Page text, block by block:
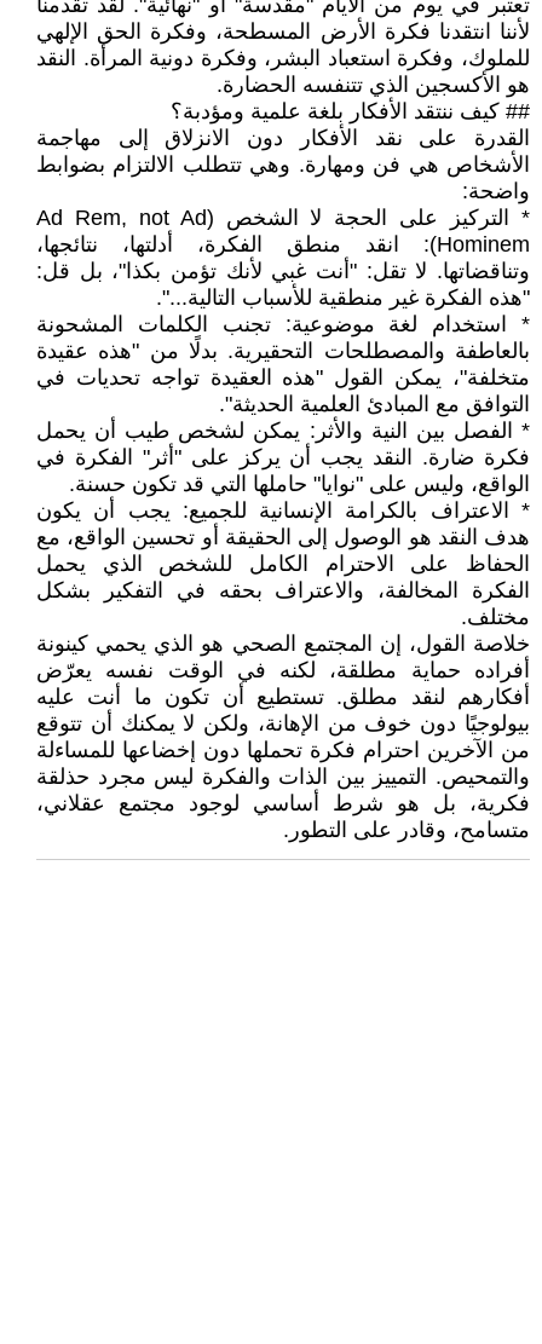
تعتبر في يوم من الأيام "مقدسة" أو "نهائية". لقد تقدمنا
لأننا انتقدنا فكرة الأرض المسطحة، وفكرة الحق الإلهي
للملوك، وفكرة استعباد البشر، وفكرة دونية المرأة. النقد
هو الأكسجين الذي تتنفسه الحضارة.
## كيف ننتقد الأفكار بلغة علمية ومؤدبة؟
القدرة على نقد الأفكار دون الانزلاق إلى مهاجمة
الأشخاص هي فن ومهارة. وهي تتطلب الالتزام بضوابط
واضحة:
* التركيز على الحجة لا الشخص (Ad Rem, not Ad
Hominem): انقد منطق الفكرة، أدلتها، نتائجها،
وتناقضاتها. لا تقل: "أنت غبي لأنك تؤمن بكذا"، بل قل:
"هذه الفكرة غير منطقية للأسباب التالية...".
* استخدام لغة موضوعية: تجنب الكلمات المشحونة
بالعاطفة والمصطلحات التحقيرية. بدلًا من "هذه عقيدة
متخلفة"، يمكن القول "هذه العقيدة تواجه تحديات في
التوافق مع المبادئ العلمية الحديثة".
* الفصل بين النية والأثر: يمكن لشخص طيب أن يحمل
فكرة ضارة. النقد يجب أن يركز على "أثر" الفكرة في
الواقع، وليس على "نوايا" حاملها التي قد تكون حسنة.
* الاعتراف بالكرامة الإنسانية للجميع: يجب أن يكون
هدف النقد هو الوصول إلى الحقيقة أو تحسين الواقع، مع
الحفاظ على الاحترام الكامل للشخص الذي يحمل
الفكرة المخالفة، والاعتراف بحقه في التفكير بشكل
مختلف.
خلاصة القول، إن المجتمع الصحي هو الذي يحمي كينونة
أفراده حماية مطلقة، لكنه في الوقت نفسه يعرّض
أفكارهم لنقد مطلق. تستطيع أن تكون ما أنت عليه
بيولوجيًا دون خوف من الإهانة، ولكن لا يمكنك أن تتوقع
من الآخرين احترام فكرة تحملها دون إخضاعها للمساءلة
والتمحيص. التمييز بين الذات والفكرة ليس مجرد حذلقة
فكرية، بل هو شرط أساسي لوجود مجتمع عقلاني،
متسامح، وقادر على التطور.